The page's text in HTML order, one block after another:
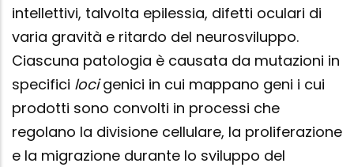
intellettivi, talvolta epilessia, difetti oculari di
varia gravità e ritardo del neurosviluppo.
Ciascuna patologia è causata da mutazioni in
specifici locigenici in cui mappano geni i cui
prodotti sono convolti in processi che
regolano la divisione cellulare, la proliferazione
e la migrazione durante lo sviluppo del